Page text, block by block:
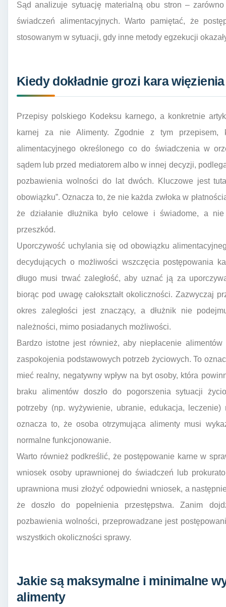
Sąd analizuje sytuację materialną obu stron –
świadczeń alimentacyjnych. Warto pamiętać, że
stosowanym w sytuacji, gdy inne metody egzekucji
Kiedy dokładnie grozi kara
Przepisy polskiego Kodeksu karnego, a konkretnie
karnej za nie Alimenty. Zgodnie z tym
alimentacyjnego określonego co do świadczenia w
sądem lub przed mediatorem albo w innej decyzji,
pozbawienia wolności do lat dwóch. Kluczowe jest
obowiązku”. Oznacza to, że nie każda zwłoka w
że działanie dłużnika było celowe i świadome, a
przeszkód.
Uporczywość uchylania się od obowiązku
decydujących o możliwości wszczęcia postępowania
długo musi trwać zaległość, aby uznać ją za
biorąc pod uwagę całokształt okoliczności. Zazwyczaj
okres zaległości jest znaczący, a dłużnik nie
należności, mimo posiadanych możliwości.
Bardzo istotne jest również, aby niepłacenie
zaspokojenia podstawowych potrzeb życiowych. To
mieć realny, negatywny wpływ na byt osoby, która
braku alimentów doszło do pogorszenia sytuacji
potrzeby (np. wyżywienie, ubranie, edukacja,
oznacza to, że osoba otrzymująca alimenty musi
normalne funkcjonowanie.
Warto również podkreślić, że postępowanie karne w
wniosek osoby uprawnionej do świadczeń lub
uprawniona musi złożyć odpowiedni wniosek, a
że doszło do popełnienia przestępstwa. Zanim
pozbawienia wolności, przeprowadzane jest
wszystkich okoliczności sprawy.
Jakie są maksymalne i minimalne
alimenty